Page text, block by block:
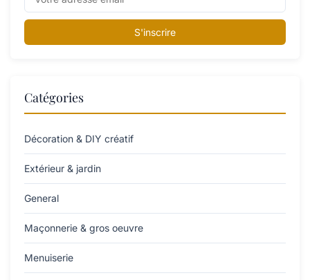
S'inscrire
Catégories
Décoration & DIY créatif
Extérieur & jardin
General
Maçonnerie & gros oeuvre
Menuiserie